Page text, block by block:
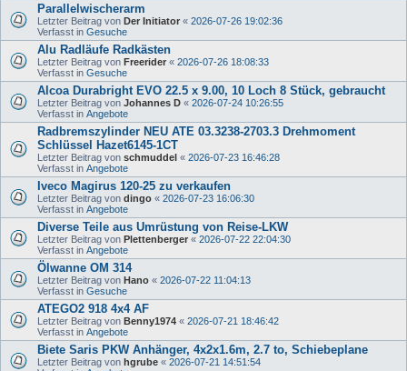
Parallelwischerarm
Letzter Beitrag von Der Initiator « 2026-07-26 19:02:36
Verfasst in Gesuche
Alu Radläufe Radkästen
Letzter Beitrag von Freerider « 2026-07-26 18:08:33
Verfasst in Gesuche
Alcoa Durabright EVO 22.5 x 9.00, 10 Loch 8 Stück, gebraucht
Letzter Beitrag von Johannes D « 2026-07-24 10:26:55
Verfasst in Angebote
Radbremszylinder NEU ATE 03.3238-2703.3 Drehmoment
Schlüssel Hazet6145-1CT
Letzter Beitrag von schmuddel « 2026-07-23 16:46:28
Verfasst in Angebote
Iveco Magirus 120-25 zu verkaufen
Letzter Beitrag von dingo « 2026-07-23 16:06:30
Verfasst in Angebote
Diverse Teile aus Umrüstung von Reise-LKW
Letzter Beitrag von Plettenberger « 2026-07-22 22:04:30
Verfasst in Angebote
Ölwanne OM 314
Letzter Beitrag von Hano « 2026-07-22 11:04:13
Verfasst in Gesuche
ATEGO2 918 4x4 AF
Letzter Beitrag von Benny1974 « 2026-07-21 18:46:42
Verfasst in Angebote
Biete Saris PKW Anhänger, 4x2x1.6m, 2.7 to, Schiebeplane
Letzter Beitrag von hgrube « 2026-07-21 14:51:54